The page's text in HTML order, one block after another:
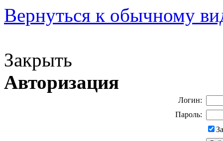
Вернуться к обычному
Закрыть
Авторизация
Логин:
Пароль: